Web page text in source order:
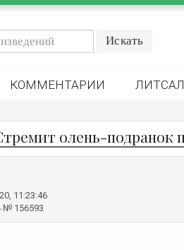
КОММЕНТАРИИ
олень-
11:23:46
№ 156593